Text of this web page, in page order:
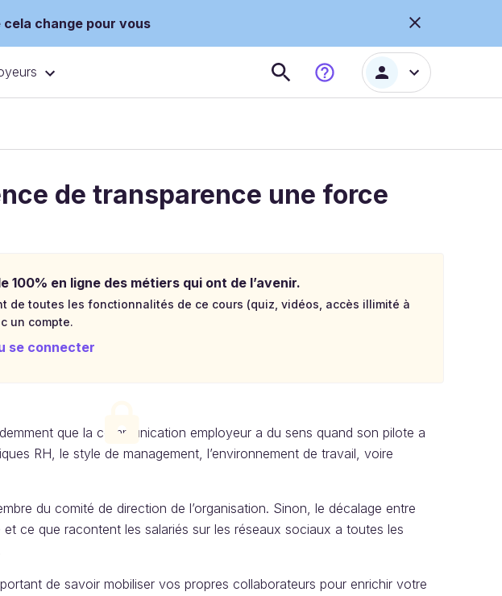
change pour vous
de transparence une force
100% en ligne des métiers qui ont de l’avenir.
de toutes les fonctionnalités de ce cours (quiz, vidéos, accès illimité à
un compte.
se connecter
que la communication employeur a du sens quand son pilote a
RH, le style de management, l’environnement de travail, voire
du comité de direction de l’organisation. Sinon, le décalage entre
et ce que racontent les salariés sur les réseaux sociaux a toutes les
de savoir mobiliser vos propres collaborateurs pour enrichir votre